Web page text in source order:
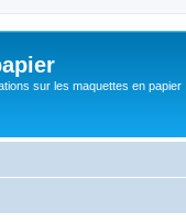
sur les maquettes en papier